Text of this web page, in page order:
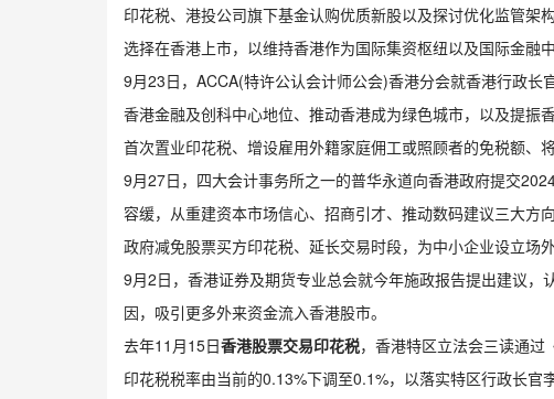
印花税、港投公司旗下基金认购优质新股以及探讨优化监管
选择在香港上市，以维持香港作为国际集资枢纽以及国际金融中
9月23日，ACCA(特许公认会计师公会)香港分会就香港行政
香港金融及创科中心地位、推动香港成为绿色城市，以及提
首次置业印花税、增设雇用外籍家庭佣工或照顾者的免税额、
9月27日，四大会计事务所之一的普华永道向香港政府提交
容缓，从重建资本市场信心、招商引才、推动数码建议三大
政府减免股票买方印花税、延长交易时段，为中小企业设立场
9月2日，香港证券及期货专业总会就今年施政报告提出建议
因，吸引更多外来资金流入香港股市。
去年11月15日香港股票交易印花税，香港特区立法会三读通
印花税税率由当前的0.13%下调至0.1%，以落实特区行政长